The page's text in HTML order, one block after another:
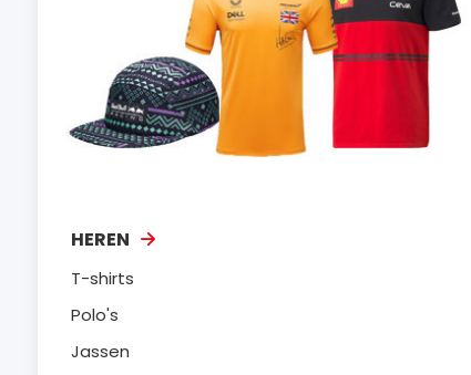
HEREN
T-shirts
Polo's
Jassen